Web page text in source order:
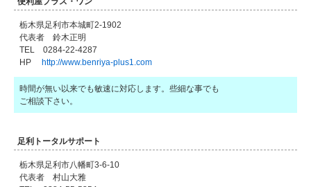
栃木県足利市本城町2-1902
代表者 鈴木正明
TEL 0284-22-4287
HP http://www.benriya-plus1.com
時間が無い以来でも敏速に対応します。些細な事でも
ご相談下さい。
足利トータルサポート
栃木県足利市八幡町3-6-10
代表者 村山大雅